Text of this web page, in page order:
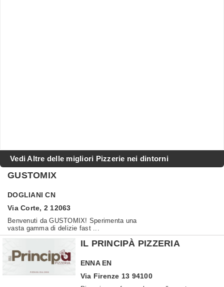
Vedi Altre delle migliori Pizzerie nei dintorni
GUSTOMIX
DOGLIANI CN
Via Corte, 2 12063
Benvenuti da GUSTOMIX! Sperimenta una
vasta gamma di delizie fast ...
IL PRINCIPÀ PIZZERIA
ENNA EN
Via Firenze 13 94100